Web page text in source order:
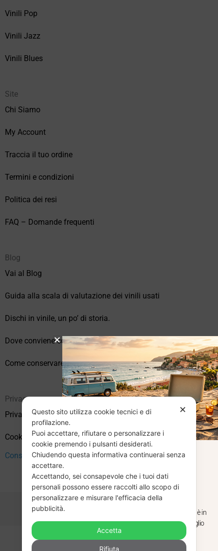
Vinili Pop
Vinili Jazz
Vinili Blues
Site
Chi Siamo
My Account
Traccia il tuo ordine
Termini e condizioni
Politica dei resi
FAQ – Domande frequenti
Blog
Vai al Blog
Guida alla scala di valutazione dei vinili usati
Dischi in vinile, un po’ di storia.
Dove conviene comprare vinili online?
Come conservare correttamente i vinili usati
Privacy
Privacy Policy
Cookie Policy (UE)
Consenso
Copyright © 2026 Vendita Vinili Usati | P.IVA 12240940960
✕
Questo sito utilizza cookie tecnici e di
profilazione.
Puoi accettare, rifiutare o personalizzare i
cookie premendo i pulsanti desiderati.
Chiudendo questa informativa continuerai senza
accettare.
Accettando, sei consapevole che i tuoi dati
personali possono essere raccolti allo scopo di
personalizzare e misurare l'efficacia della
pubblicità.
Accetta
Rifiuta
CHIUSURA
ESTIVA
Dal 29 luglio al 31 agosto venditaviniliusati.it è in
pausa estiva. Gli ordini ricevuti entro il 29 luglio
saranno spediti regolarmente.